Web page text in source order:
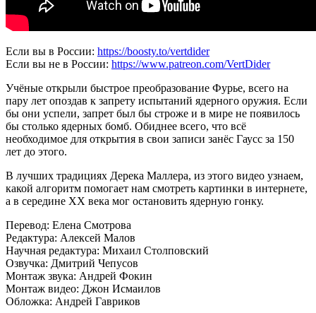
Если вы в России: https://boosty.to/vertdider
Если вы не в России: https://www.patreon.com/VertDider
Учёные открыли быстрое преобразование Фурье, всего на
пару лет опоздав к запрету испытаний ядерного оружия. Если
бы они успели, запрет был бы строже и в мире не появилось
бы столько ядерных бомб. Обиднее всего, что всё
необходимое для открытия в свои записи занёс Гаусс за 150
лет до этого.
В лучших традициях Дерека Маллера, из этого видео узнаем,
какой алгоритм помогает нам смотреть картинки в интернете,
а в середине XX века мог остановить ядерную гонку.
Перевод: Елена Смотрова
Редактура: Алексей Малов
Научная редактура: Михаил Столповский
Озвучка: Дмитрий Чепусов
Монтаж звука: Андрей Фокин
Монтаж видео: Джон Исмаилов
Обложка: Андрей Гавриков